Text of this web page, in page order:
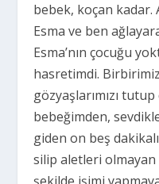
bebek, koçan kadar.
Esma ve ben
Esma’nın çocuğu
hasretimdi.
gözyaşlarımızı
bebeğimden,
giden on beş
silip aletleri